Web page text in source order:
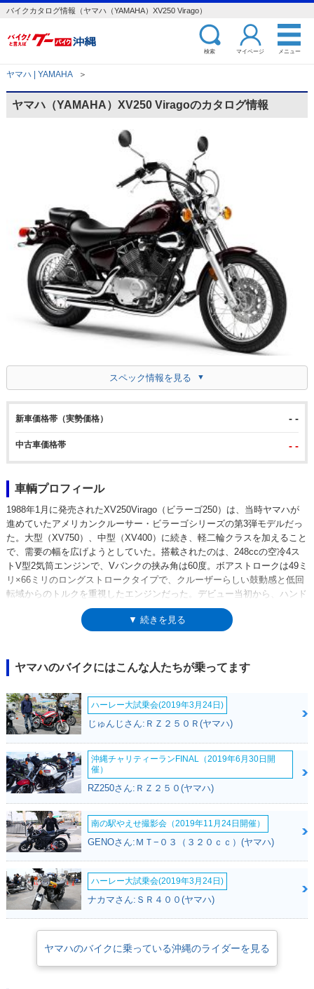
バイクカタログ情報（ヤマハ（YAMAHA）XV250 Virago）
検索 マイページ メニュー
ヤマハ | YAMAHA ＞
ヤマハ（YAMAHA）XV250 Viragoのカタログ情報
スペック情報を見る
新車価格帯（実勢価格） - -
中古車価格帯 - -
車輌プロフィール
1988年1月に発売されたXV250Virago（ビラーゴ250）は、当時ヤマハが
進めていたアメリカンクルーサー・ビラーゴシリーズの第3弾モデルだっ
た。大型（XV750）、中型（XV400）に続き、軽二輪クラスを加えること
で、需要の幅を広げようとしていた。搭載されたのは、248ccの空冷4ス
トV型2気筒エンジンで、Vバンクの挟み角は60度。ボアストロークは49ミ
リ×66ミリのロングストロークタイプで、クルーザーらしい鼓動感と低回
転域からのトルクを重視したエンジンだった。デビュー当初から、ハンド
ルバー形状はフラットタイプとプルバックスタイルの2種が設定されても
いた。翌年のスペシャルモデル設定や92年のマイナーチェンジを経て、
標準タイプ（XV250ビラーゴ）がシンプル装備かつプルバックスタイルの
みとなり、その後、日本国内での販売は終了した。但し、北米などでは継
続販売されており、日本でも2000年代に逆輸入車として販売されていた
ことがあった。なお、日本での販売終了後に後継モデルとして登場したの
が、ドラッグスター250（2000年6月～）だった。
▼ 続きを見る
ヤマハのバイクにはこんな人たちが乗ってます
ハーレー大試乗会(2019年3月24日)
じゅんじさん:ＲＺ２５０Ｒ(ヤマハ)
沖縄チャリティーランFINAL（2019年6月30日開
催）
RZ250さん:ＲＺ２５０(ヤマハ)
南の駅やえせ撮影会（2019年11月24日開催）
GENOさん:ＭＴ−０３（３２０ｃｃ）(ヤマハ)
ハーレー大試乗会(2019年3月24日)
ナカマさん:ＳＲ４００(ヤマハ)
ヤマハのバイクに乗っている沖縄のライダーを見る